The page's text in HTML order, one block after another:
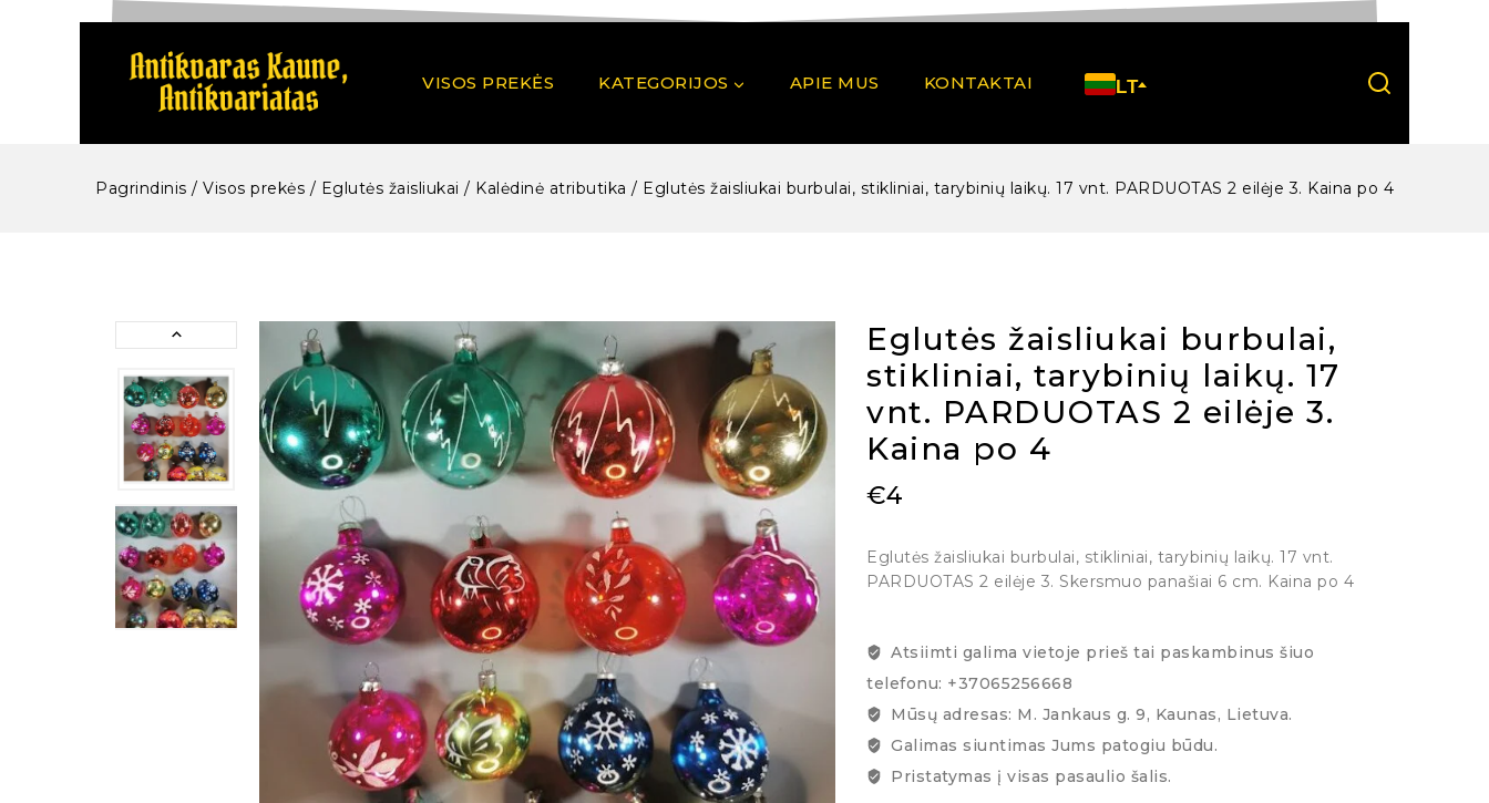
VISOS PREKĖS KATEGORIJOS APIE MUS KONTAKTAI LT
Pagrindinis / Visos prekės / Eglutės žaisliukai / Kalėdinė atributika / Eglutės žaisliukai burbulai, stikliniai, tarybinių laikų. 17 vnt. PARDUOTAS 2 eilėje 3. Kaina po 4
Eglutės žaisliukai burbulai,
stikliniai, tarybinių laikų. 17
vnt. PARDUOTAS 2 eilėje 3.
Kaina po 4
€4
Eglutės žaisliukai burbulai, stikliniai, tarybinių laikų. 17 vnt.
PARDUOTAS 2 eilėje 3. Skersmuo panašiai 6 cm. Kaina po 4
Atsiimti galima vietoje prieš tai paskambinus šiuo
telefonu: +37065256668
Mūsų adresas: M. Jankaus g. 9, Kaunas, Lietuva.
Galimas siuntimas Jums patogiu būdu.
Pristatymas į visas pasaulio šalis.